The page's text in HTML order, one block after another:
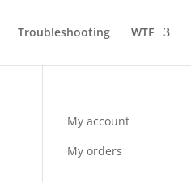
Troubleshooting WTF
My account
My orders